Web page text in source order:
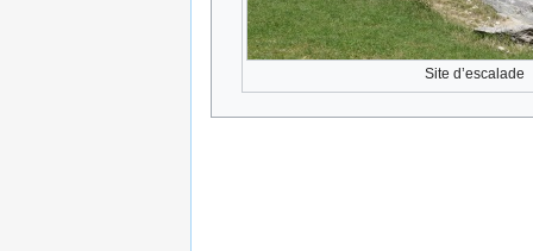
Site d’escalade